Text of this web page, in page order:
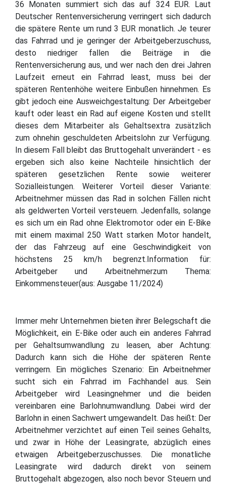
36 Monaten summiert sich das auf 324 EUR. Laut
Deutscher Rentenversicherung verringert sich dadurch
die spätere Rente um rund 3 EUR monatlich. Je teurer
das Fahrrad und je geringer der Arbeitgeberzuschuss,
desto niedriger fallen die Beiträge in die
Rentenversicherung aus, und wer nach den drei Jahren
Laufzeit erneut ein Fahrrad least, muss bei der
späteren Rentenhöhe weitere Einbußen hinnehmen. Es
gibt jedoch eine Ausweichgestaltung: Der Arbeitgeber
kauft oder least ein Rad auf eigene Kosten und stellt
dieses dem Mitarbeiter als Gehaltsextra zusätzlich
zum ohnehin geschuldeten Arbeitslohn zur Verfügung.
In diesem Fall bleibt das Bruttogehalt unverändert - es
ergeben sich also keine Nachteile hinsichtlich der
späteren gesetzlichen Rente sowie weiterer
Sozialleistungen. Weiterer Vorteil dieser Variante:
Arbeitnehmer müssen das Rad in solchen Fällen nicht
als geldwerten Vorteil versteuern. Jedenfalls, solange
es sich um ein Rad ohne Elektromotor oder ein E-Bike
mit einem maximal 250 Watt starken Motor handelt,
der das Fahrzeug auf eine Geschwindigkeit von
höchstens 25 km/h begrenzt.Information für:
Arbeitgeber und Arbeitnehmerzum Thema:
Einkommensteuer(aus: Ausgabe 11/2024)
Immer mehr Unternehmen bieten ihrer Belegschaft die
Möglichkeit, ein E-Bike oder auch ein anderes Fahrrad
per Gehaltsumwandlung zu leasen, aber Achtung:
Dadurch kann sich die Höhe der späteren Rente
verringern. Ein mögliches Szenario: Ein Arbeitnehmer
sucht sich ein Fahrrad im Fachhandel aus. Sein
Arbeitgeber wird Leasingnehmer und die beiden
vereinbaren eine Barlohnumwandlung. Dabei wird der
Barlohn in einen Sachwert umgewandelt. Das heißt: Der
Arbeitnehmer verzichtet auf einen Teil seines Gehalts,
und zwar in Höhe der Leasingrate, abzüglich eines
etwaigen Arbeitgeberzuschusses. Die monatliche
Leasingrate wird dadurch direkt von seinem
Bruttogehalt abgezogen, also noch bevor Steuern und